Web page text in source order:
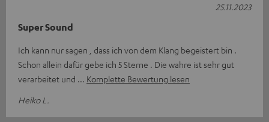
Super Sound
Ich kann nur sagen , dass ich von dem Klang begeistert bin .
Schon allein dafür gebe ich 5 Sterne . Die wahre ist sehr gut
verarbeitet und
Komplette Bewertung lesen
Heiko L.
25.11.2023